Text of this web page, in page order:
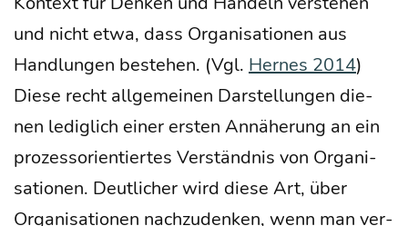
und nicht etwa, dass Orga­ni­sa­tio­nen aus
Hand­lun­gen bestehen. (Vgl. Her­nes 2014)
Die­se recht all­ge­mei­nen Dar­stel­lun­gen die­
nen ledig­lich einer ers­ten Annä­he­rung an ein
pro­zess­ori­en­tier­tes Ver­ständ­nis von Orga­ni­
sa­tio­nen. Deut­li­cher wird die­se Art, über
Orga­ni­sa­tio­nen nach­zu­den­ken, wenn man ver­